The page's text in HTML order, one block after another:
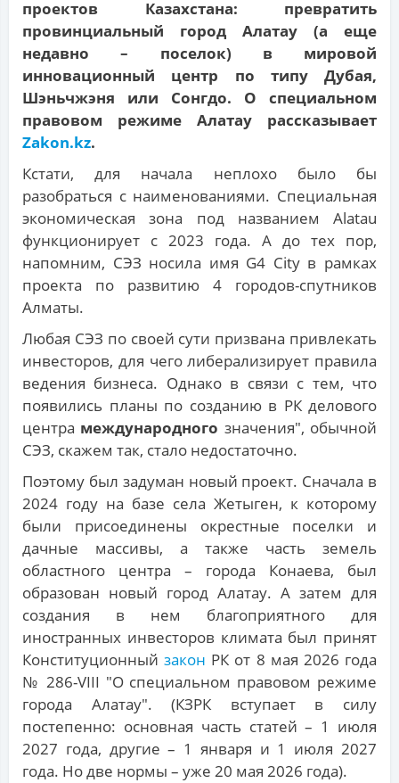
проектов Казахстана: превратить
провинциальный город Алатау (а еще
недавно – поселок) в мировой
инновационный центр по типу Дубая,
Шэньчжэня или Сонгдо. О специальном
правовом режиме Алатау рассказывает
Zakon.kz.
Кстати, для начала неплохо было бы
разобраться с наименованиями. Специальная
экономическая зона под названием Alatau
функционирует с 2023 года. А до тех пор,
напомним, СЭЗ носила имя G4 City в рамках
проекта по развитию 4 городов-спутников
Алматы.
Любая СЭЗ по своей сути призвана привлекать
инвесторов, для чего либерализирует правила
ведения бизнеса. Однако в связи с тем, что
появились планы по созданию в РК делового
центра международного значения", обычной
СЭЗ, скажем так, стало недостаточно.
Поэтому был задуман новый проект. Сначала в
2024 году на базе села Жетыген, к которому
были присоединены окрестные поселки и
дачные массивы, а также часть земель
областного центра – города Конаева, был
образован новый город Алатау. А затем для
создания в нем благоприятного для
иностранных инвесторов климата был принят
Конституционныйзакон РК от 8 мая 2026 года
№ 286-VIII "О специальном правовом режиме
города Алатау". (КЗРК вступает в силу
постепенно: основная часть статей – 1 июля
2027 года, другие – 1 января и 1 июля 2027
года. Но две нормы – уже 20 мая 2026 года).